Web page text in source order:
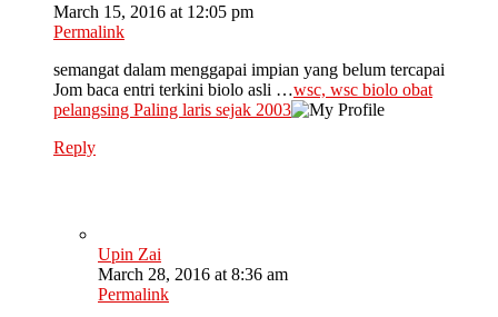
March 15, 2016 at 12:05 pm
Permalink
semangat dalam menggapai impian yang belum tercapai
Jom baca entri terkini biolo asli …wsc, wsc biolo obat
pelangsing Paling laris sejak 2003
Reply
Upin Zai
March 28, 2016 at 8:36 am
Permalink